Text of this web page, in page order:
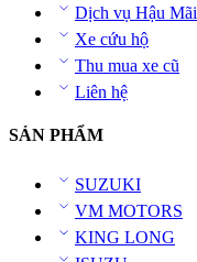
Dịch vụ Hậu Mãi
Xe cứu hộ
Thu mua xe cũ
Liên hệ
SẢN PHẨM
SUZUKI
VM MOTORS
KING LONG